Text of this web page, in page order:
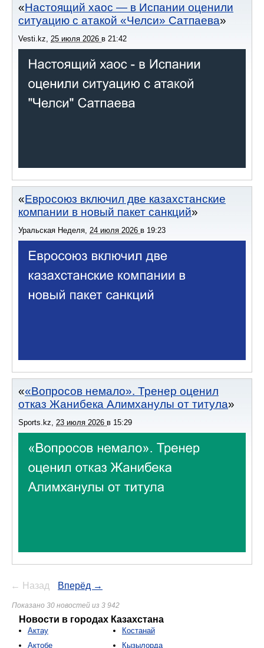
Настоящий хаос — в Испании оценили
ситуацию с атакой «Челси» Сатпаева
Vesti.kz 25 июля 2026 в 21:42
Евросоюз включил две казахстанские
компании в новый пакет санкций
Уральская Неделя, 24 июля 2026 в 19:23
«Вопросов немало». Тренер оценил
отказ Жанибека Алимханулы от титула
Sports.kz, 23 июля 2026 в 15:29
← Назад Вперёд →
Показано 30 новостей из 3 942
Новости в городах Казахстана
Актау
Актобе
Костанай
Кызылорда